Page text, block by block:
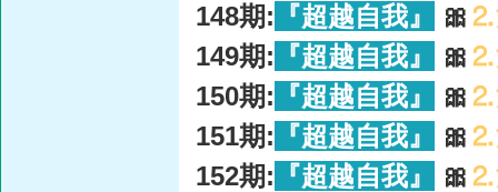
148期: 『超越自我』 🎀 ⒉
149期: 『超越自我』 🎀 ⒉
150期: 『超越自我』 🎀 ⒉
151期: 『超越自我』 🎀 ⒉
152期: 『超越自我』 🎀 ⒉